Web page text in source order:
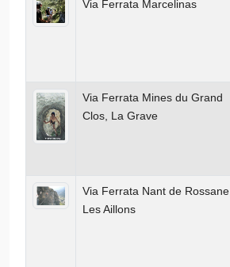
Via Ferrata Marcelinas
Via Ferrata Mines du Grand
Clos, La Grave
Via Ferrata Nant de Rossane,
Les Aillons